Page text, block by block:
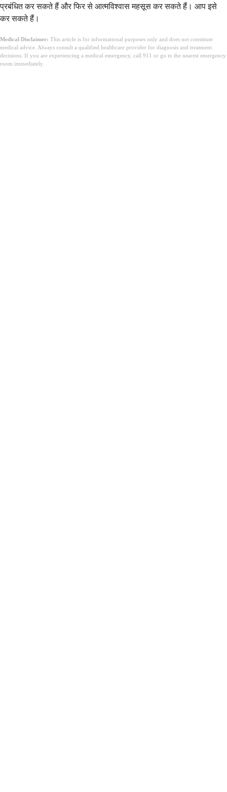
प्रबंधित कर सकते हैं और फिर से आत्मविश्वास महसूस कर सकते हैं। आप इसे
कर सकते हैं।
Medical Disclaimer: This article is for informational purposes only and does not constitute
medical advice. Always consult a qualified healthcare provider for diagnosis and treatment
decisions. If you are experiencing a medical emergency, call 911 or go to the nearest emergency
room immediately.